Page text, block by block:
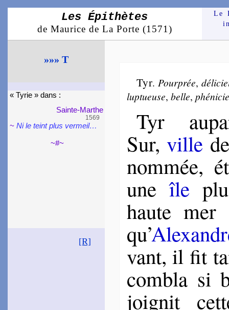
Les Épithètes
de Maurice de La Porte (1571)
Le
»»» T
« Tyrie » dans :
Sainte-Marthe
1569
~Ni le teint plus ver­meil…
~#~
[R]
Tyr. Pour­prée,
lup­tueuse, belle,
Tyr
Sur,ville
nom­mée,
uneîle
haute
qu’
vant, il fit
com­bla si
joi­gnit